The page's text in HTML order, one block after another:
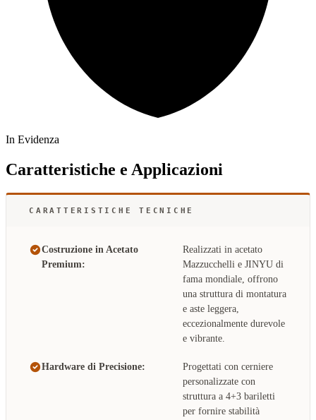
In Evidenza
Caratteristiche e Applicazioni
CARATTERISTICHE TECNICHE
Costruzione in Acetato
Premium:
Realizzati in acetato
Mazzucchelli e JINYU di
fama mondiale, offrono
una struttura di montatura
e aste leggera,
eccezionalmente durevole
e vibrante.
Hardware di Precisione:
Progettati con cerniere
personalizzate con
struttura a 4+3 bariletti
per fornire stabilità